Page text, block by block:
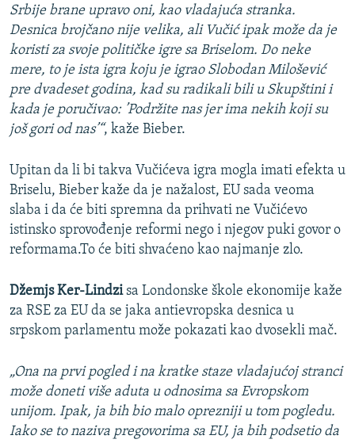
Srbije brane upravo oni, kao vladajuća stranka.
Desnica brojčano nije velika, ali Vučić ipak može da je
koristi za svoje političke igre sa Briselom. Do neke
mere, to je ista igra koju je igrao Slobodan Milošević
pre dvadeset godina, kad su radikali bili u Skupštini i
kada je poručivao: ’Podržite nas jer ima nekih koji su
još gori od nas’“, kaže Bieber.
Upitan da li bi takva Vučićeva igra mogla imati efekta u
Briselu, Bieber kaže da je nažalost, EU sada veoma
slaba i da će biti spremna da prihvati ne Vučićevo
istinsko sprovođenje reformi nego i njegov puki govor o
reformama.To će biti shvaćeno kao najmanje zlo.
Džemjs Ker-Lindzisa Londonske škole ekonomije kaže
za RSE za EU da se jaka antievropska desnica u
srpskom parlamentu može pokazati kao dvosekli mač.
„Ona na prvi pogled i na kratke staze vladajućoj stranci
može doneti više aduta u odnosima sa Evropskom
unijom. Ipak, ja bih bio malo oprezniji u tom pogledu.
Iako se to naziva pregovorima sa EU, ja bih podsetio da